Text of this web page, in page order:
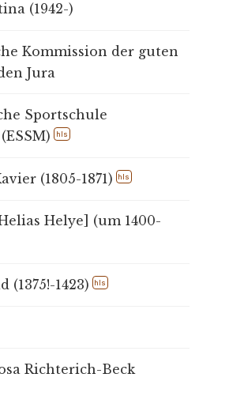
(1942-)
Kommission der guten
Jura
Sportschule
hls
(1805-1871) hls
Helye] (um 1400-
(1375!-1423) hls
Richterich-Beck